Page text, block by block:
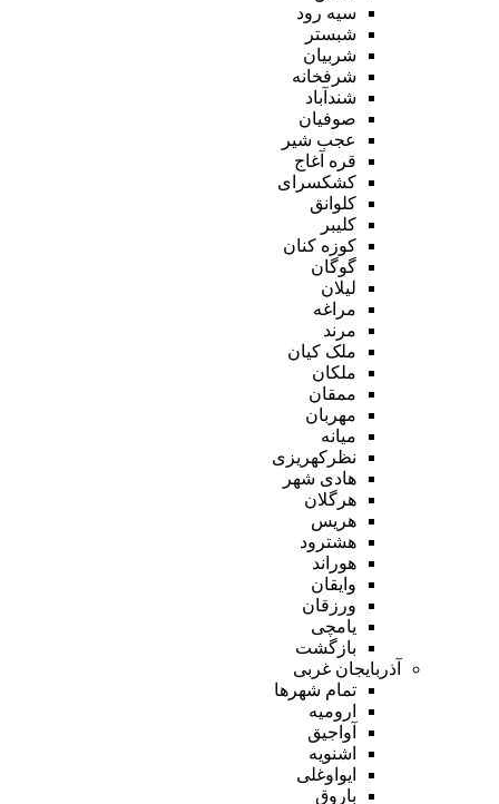
سیه رود
شبستر
شربیان
شرفخانه
شندآباد
صوفیان
عجب شیر
قره آغاج
کشکسرای
کلوانق
کلیبر
کوزه کنان
گوگان
لیلان
مراغه
مرند
ملک کیان
ملکان
ممقان
مهربان
میانه
نظرکهریزی
هادی شهر
هرگلان
هریس
هشترود
هوراند
وایقان
ورزقان
یامچی
بازگشت
آذربایجان غربی
تمام شهر‌ها
ارومیه
آواجیق
اشنویه
ایواوغلی
باروق